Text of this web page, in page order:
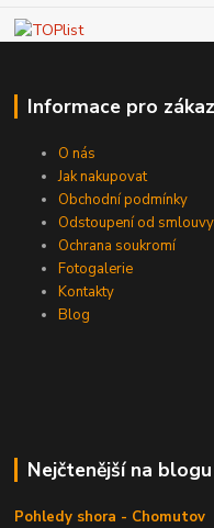
Informace pro
O nás
Jak nakupovat
Obchodní podmínky
Odstoupení od smlouvy
Ochrana soukromí
Fotogalerie
Kontakty
Blog
Nejčtenější na blogu
Pohledy shora - Chomutov